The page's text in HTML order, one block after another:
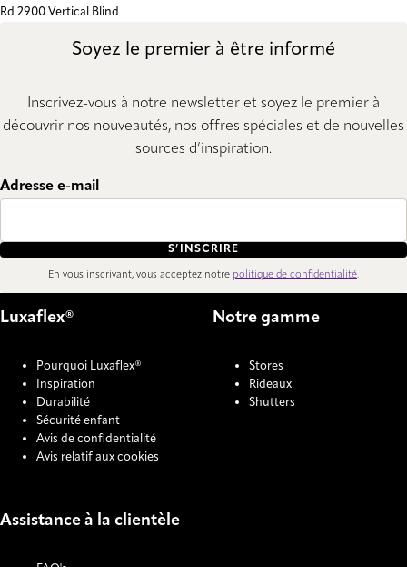
Rd 2900 Vertical Blind
Soyez le premier à être informé
Inscrivez-vous à notre newsletter et soyez le premier à
découvrir nos nouveautés, nos offres spéciales et de nouvelles
sources d’inspiration.
Adresse e-mail
S’INSCRIRE
En vous inscrivant, vous acceptez notre politique de confidentialité.
Luxaflex®
Pourquoi Luxaflex®
Inspiration
Durabilité
Sécurité enfant
Avis de confidentialité
Avis relatif aux cookies
Notre gamme
Stores
Rideaux
Shutters
Assistance à la clientèle